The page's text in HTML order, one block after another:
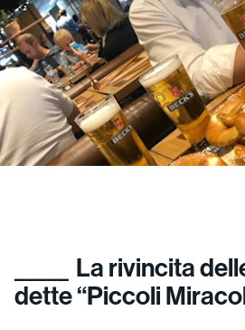
La rivincita
dette “Piccoli